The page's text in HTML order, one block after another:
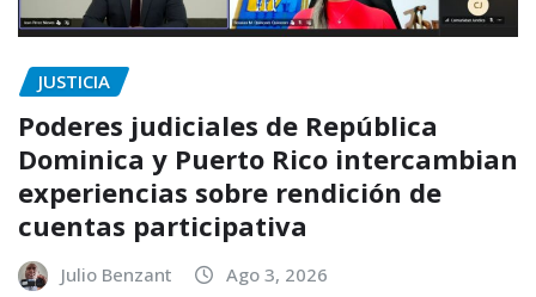
JUSTICIA
Poderes judiciales de República
Dominica y Puerto Rico intercambian
experiencias sobre rendición de
cuentas participativa
Julio Benzant Ago 3, 2026